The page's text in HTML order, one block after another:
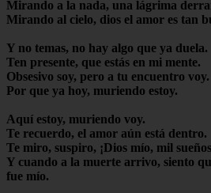
Mirando a la nada, una lágrima
Mirando al cielo, dios el amor es tan
Y no temas, no hay algo que ya duela.
Ten presente, que estás en mi mente.
Obsesivo soy, pero a tu encuentro voy.
Por que ya hoy, muriendo estoy.
Aquí estoy, muriendo voy.
Te recuerdo, el amor aún está dentro.
Te miro, suspiro, ¡Dios mío, mil
Y cuando a la muerte arrivo, siento
fue mío.